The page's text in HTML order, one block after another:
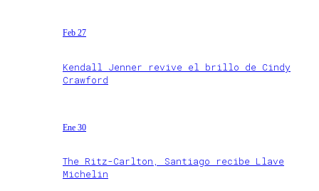
Feb 27
Kendall Jenner revive el brillo de Cindy
Crawford
Ene 30
The Ritz-Carlton, Santiago recibe Llave
Michelin